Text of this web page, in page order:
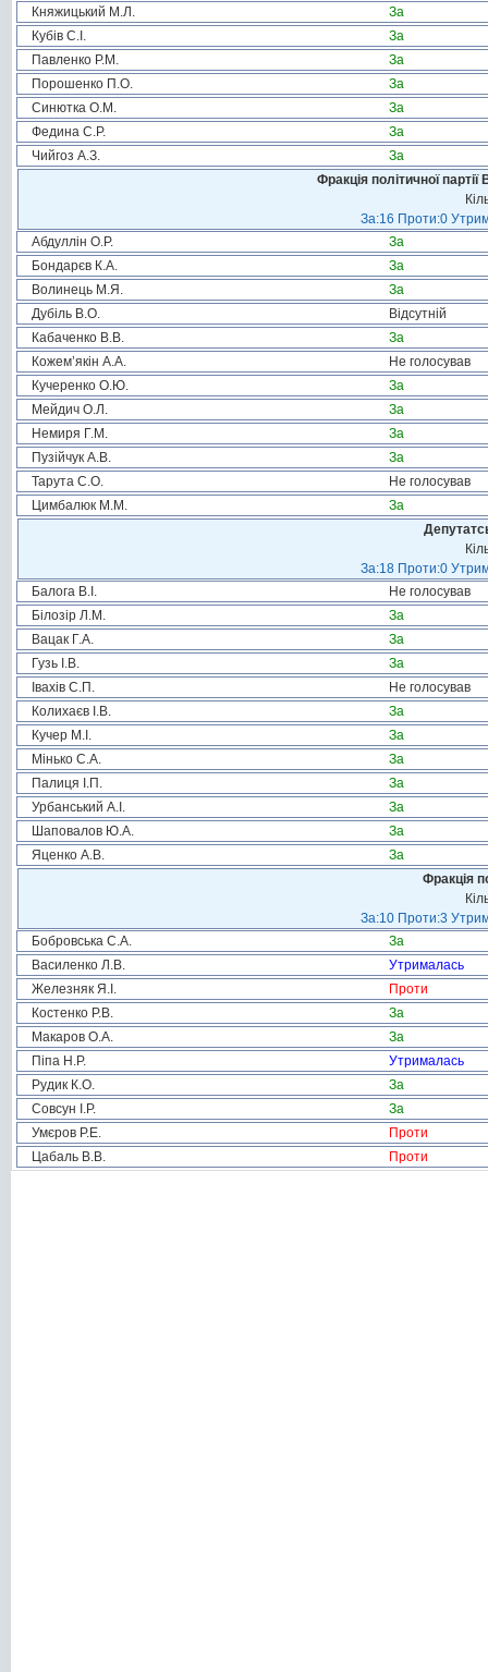
Княжицький М.Л.
За
Кубів С.І.
За
Павленко Р.М.
За
Порошенко П.О.
За
Синютка О.М.
За
Федина С.Р.
За
Чийгоз А.З.
За
Фракція політичної
За:16 Проти:0
Абдуллін О.Р.
За
Бондарєв К.А.
За
Волинець М.Я.
За
Дубіль В.О.
Відсутній
Кабаченко В.В.
За
Кожем’якін А.А.
Не голосував
Кучеренко О.Ю.
За
Мейдич О.Л.
За
Немиря Г.М.
За
Пузійчук А.В.
За
Тарута С.О.
Не голосував
Цимбалюк М.М.
За
За:18 Проти:0
Балога В.І.
Не голосував
Білозір Л.М.
За
Вацак Г.А.
За
Гузь І.В.
За
Івахів С.П.
Не голосував
Колихаєв І.В.
За
Кучер М.І.
За
Мінько С.А.
За
Палиця І.П.
За
Урбанський А.І.
За
Шаповалов Ю.А.
За
Яценко А.В.
За
Фракція
За:10 Проти:3
Бобровська С.А.
За
Василенко Л.В.
Утрималась
Железняк Я.І.
Проти
Костенко Р.В.
За
Макаров О.А.
За
Піпа Н.Р.
Утрималась
Рудик К.О.
За
Совсун І.Р.
За
Умєров Р.Е.
Проти
Цабаль В.В.
Проти